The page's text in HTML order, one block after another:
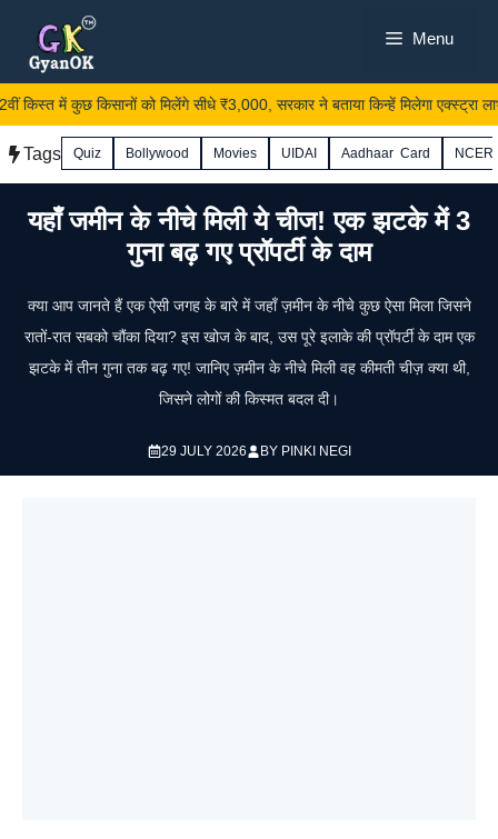
content
Menu
में कुछ किसानों को मिलेंगे सीधे ₹3,000, सरकार ने बताया किन्हें मिलेगा एक्स्ट्रा लाभ
Tags Quiz Bollywood Movies UIDAI Aadhaar Card
यहाँ जमीन के नीचे मिली ये चीज! एक झटके में 3
गुना बढ़ गए प्रॉपर्टी के दाम
क्या आप जानते हैं एक ऐसी जगह के बारे में जहाँ ज़मीन के नीचे कुछ ऐसा मिला जिसने
रातों-रात सबको चौंका दिया? इस खोज के बाद, उस पूरे इलाके की प्रॉपर्टी के दाम एक
झटके में तीन गुना तक बढ़ गए! जानिए ज़मीन के नीचे मिली वह कीमती चीज़ क्या थी,
जिसने लोगों की किस्मत बदल दी।
29 JULY 2026 BY PINKI NEGI